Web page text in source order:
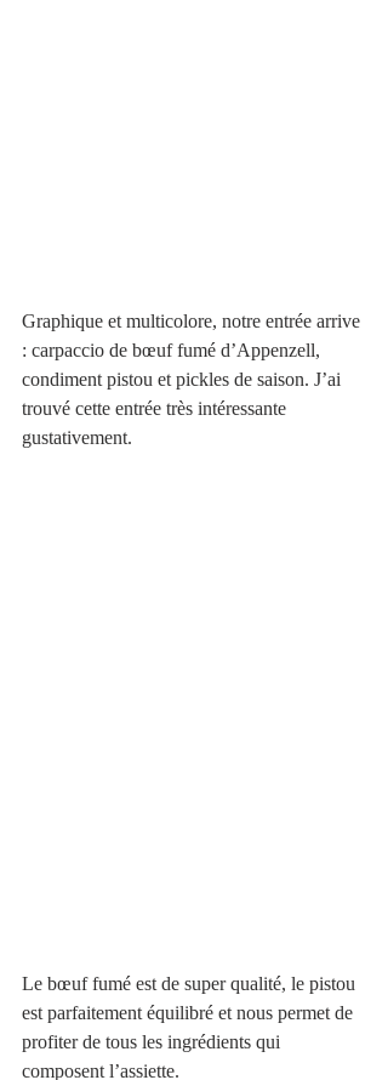
Graphique et multicolore, notre entrée arrive
: carpaccio de bœuf fumé d’Appenzell,
condiment pistou et pickles de saison. J’ai
trouvé cette entrée très intéressante
gustativement.
Le bœuf fumé est de super qualité, le pistou
est parfaitement équilibré et nous permet de
profiter de tous les ingrédients qui
composent l’assiette.